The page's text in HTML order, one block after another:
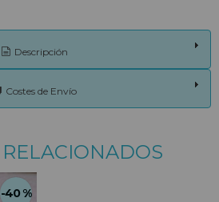
Descripción
Costes de Envío
-40 %